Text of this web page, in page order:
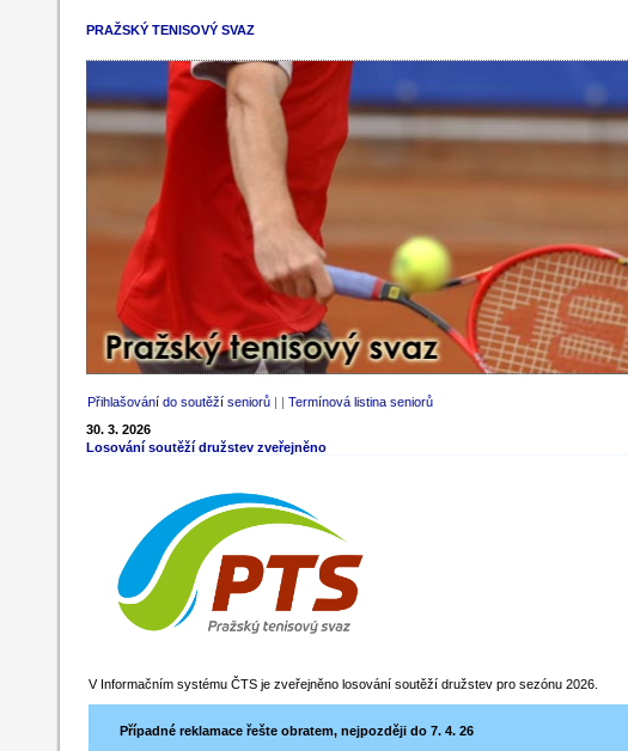
PRAŽSKÝ TENISOVÝ SVAZ
Přihlašování do soutěží seniorů | | Termínová listina seniorů
30. 3. 2026
Losování soutěží družstev zveřejněno
V Informačním systému ČTS je zveřejněno losování soutěží družstev pro sezónu 2026.
Případné reklamace řešte obratem, nejpozději do 7. 4. 26